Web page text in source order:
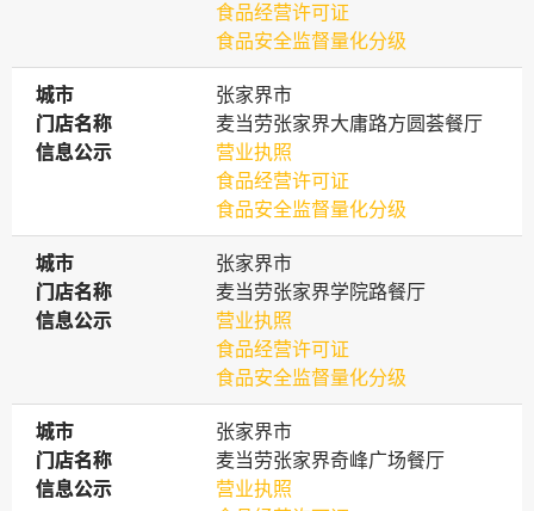
食品经营许可证
食品安全监督量化分级
城市
城市
张家界市
门店名称
门店名称
麦当劳张家界大庸路方圆荟餐厅
信息公示
信息公示
营业执照
食品经营许可证
食品安全监督量化分级
城市
城市
张家界市
门店名称
门店名称
麦当劳张家界学院路餐厅
信息公示
信息公示
营业执照
食品经营许可证
食品安全监督量化分级
城市
城市
张家界市
门店名称
门店名称
麦当劳张家界奇峰广场餐厅
信息公示
信息公示
营业执照